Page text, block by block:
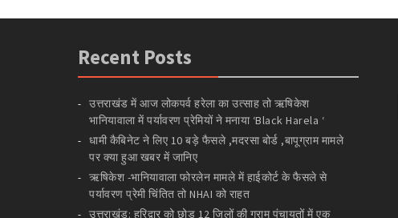
Recent Posts
उत्तराखंड में आज लोकपर्व हरेला का उत्साह तो ऋषिकेश
भानियावाला में पर्यावरण प्रेमियों ने मनाया ‘Black Harela ‘
धामी कैबिनेट ने लिए 10 बड़े फैसले ,मदरसा बोर्ड ,बापूग्राम मामले
पर क्या हुआ खबर में जानिए
ऋषिकेश -भानियावाला फोरलेन मामले में हाईकोर्ट के फैसले से
पर्यावरण प्रेमी चिंतित तो NHAI को राहत
उत्तराखंड: हरिद्वार को छोड़ 12 जिलों की ग्राम पंचायतों में एक